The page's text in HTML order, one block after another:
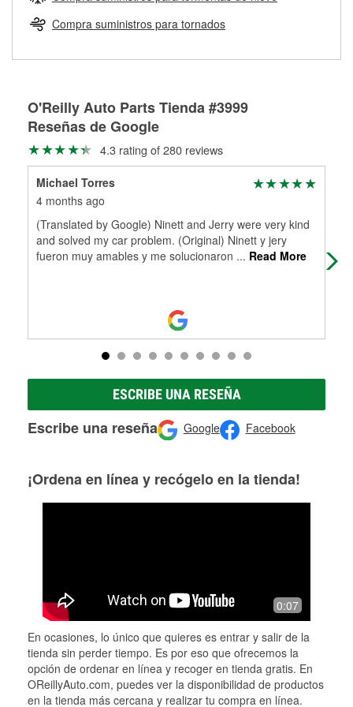
Herramientas de O'Reilly
pueden ser reutilizados, podemos ayudarte a encontrar las
partes de reemplazo correctas para tu reparación.
Rectificación de tambores y discos de freno
Compra suministros para tornados
O'Reilly Auto Parts Tienda #3999
Reseñas de Google
4.3 rating of 280 reviews
Michael Torres
4 months ago
(Translated by Google) Ninett and Jerry were very kind
and solved my car problem. (Original) Ninett y jery
fueron muy amables y me solucionaron ... Read More
ESCRIBE UNA RESEÑA
Escribe una reseña Google Facebook
¡Ordena en línea y recógelo en la tienda!
0:07
En ocasiones, lo único que quieres es entrar y salir de la
tienda sin perder tiempo. Es por eso que ofrecemos la
opción de ordenar en línea y recoger en tienda gratis. En
OReillyAuto.com, puedes ver la disponibilidad de productos
en la tienda más cercana y realizar tu compra en línea.